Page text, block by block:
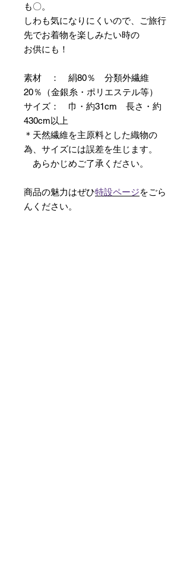
も〇。
しわも気になりにくいので、ご旅行
先でお着物を楽しみたい時の
お供にも！
素材 ： 絹80％ 分類外繊維
20％（金銀糸・ポリエステル等）
サイズ： 巾・約31cm 長さ・約
430cm以上
＊天然繊維を主原料とした織物の
為、サイズには誤差を生じます。
あらかじめご了承ください。
商品の魅力はぜひ特設ページをごら
んください。